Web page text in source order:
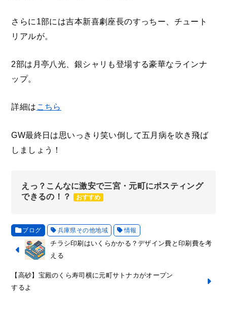
さらに1部には吉本新喜劇座長のすっちー、チュート
リアルが。
2部は月亭八光、銀シャリも登場する豪華なラインナ
ップ。
詳細は こちら
GW最終日は思いっきり笑い倒して五月病を吹き飛ば
しましょう！
えっ？こんなに激安で三宮・元町にポスティング
できるの！？
おすすめ
ブログ 兵庫県その他地域 情報
チラシ印刷はいくらかかる？デザイン費と印刷費を考
える
【高砂】宝殿のくら寿司横に元町サトナカがオープン
するよ